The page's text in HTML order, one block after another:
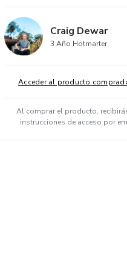
Craig Dewar
3 Año Hotmarter
Acceder al producto
Al comprar el producto,
instrucciones de acceso por